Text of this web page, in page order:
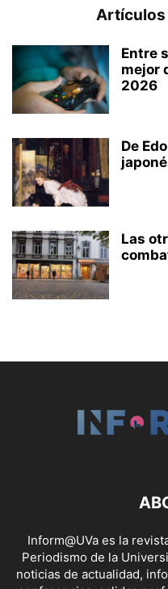
Artículos
Entre
mejor
2026
De
Las
Inform@UVa es la
Periodismo de la
noticias de actualidad,